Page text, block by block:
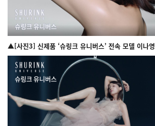
▲[사진3] 신제품 ‘슈링크 유니버스’ 전속 모델 이나영